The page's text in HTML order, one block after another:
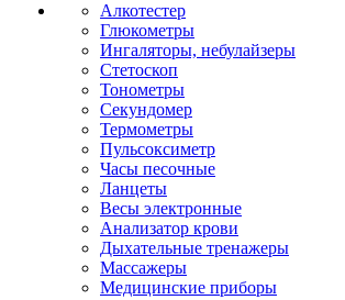
Алкотестер
Глюкометры
Ингаляторы, небулайзеры
Стетоскоп
Тонометры
Секундомер
Термометры
Пульсоксиметр
Часы песочные
Ланцеты
Весы электронные
Анализатор крови
Дыхательные тренажеры
Массажеры
Медицинские приборы